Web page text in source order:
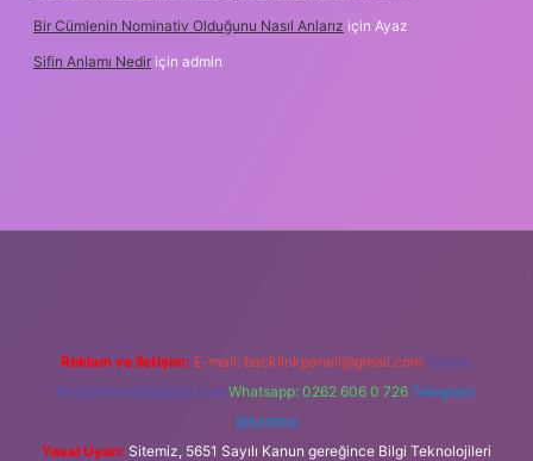
Bir Cümlenin Nominativ Olduğunu Nasıl Anlarız için Ayaz
Sifin Anlamı Nedir için admin
Reklam ve İletişim: E-mail: backlinkpaneli@gmail.com Teams:
forumhizmeti@gmail.com Whatsapp: 0262 606 0 726 Telegram:
@karabul
Yasal Uyarı: Sitemiz, 5651 Sayılı Kanun gereğince Bilgi Teknolojileri